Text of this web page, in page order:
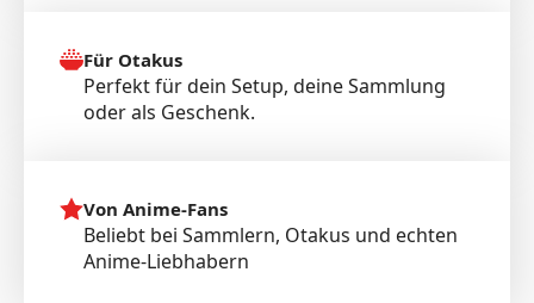
Für Otakus
Perfekt für dein Setup, deine Sammlung
oder als Geschenk.
Von Anime-Fans
Beliebt bei Sammlern, Otakus und echten
Anime-Liebhabern